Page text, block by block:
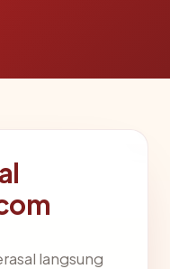
langsung